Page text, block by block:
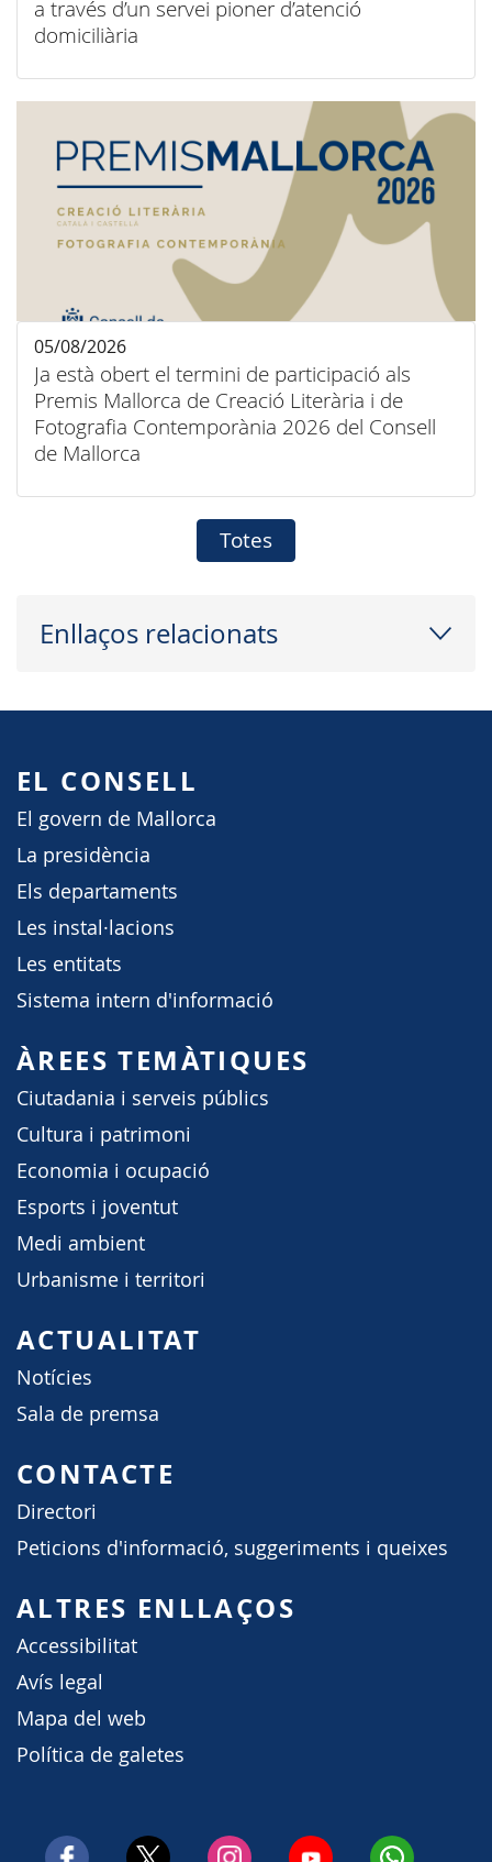
a través d’un servei pioner d’atenció
domiciliària
Ja està obert el termini de participació als
Premis Mallorca de Creació Literària i de
Fotografia Contemporània 2026 del Consell
de Mallorca
05/08/2026
Totes
Enllaços relacionats
EL CONSELL
El govern de Mallorca
La presidència
Els departaments
Les instal·lacions
Les entitats
Sistema intern d'informació
ÀREES TEMÀTIQUES
Ciutadania i serveis públics
Cultura i patrimoni
Economia i ocupació
Esports i joventut
Medi ambient
Urbanisme i territori
ACTUALITAT
Notícies
Sala de premsa
CONTACTE
Directori
Peticions d'informació, suggeriments i queixes
ALTRES ENLLAÇOS
Accessibilitat
Avís legal
Mapa del web
Política de galetes